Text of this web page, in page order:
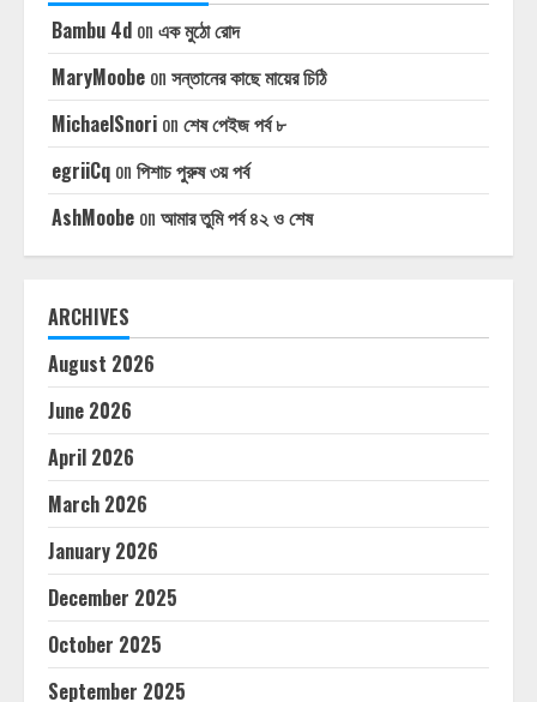
Bambu 4d on এক মুঠো রোদ
MaryMoobe on সন্তানের কাছে মায়ের চিঠি
MichaelSnori on শেষ পেইজ পর্ব ৮
egriiCq on পিশাচ পুরুষ ৩য় পর্ব
AshMoobe on আমার তুমি পর্ব ৪২ ও শেষ
ARCHIVES
August 2026
June 2026
April 2026
March 2026
January 2026
December 2025
October 2025
September 2025